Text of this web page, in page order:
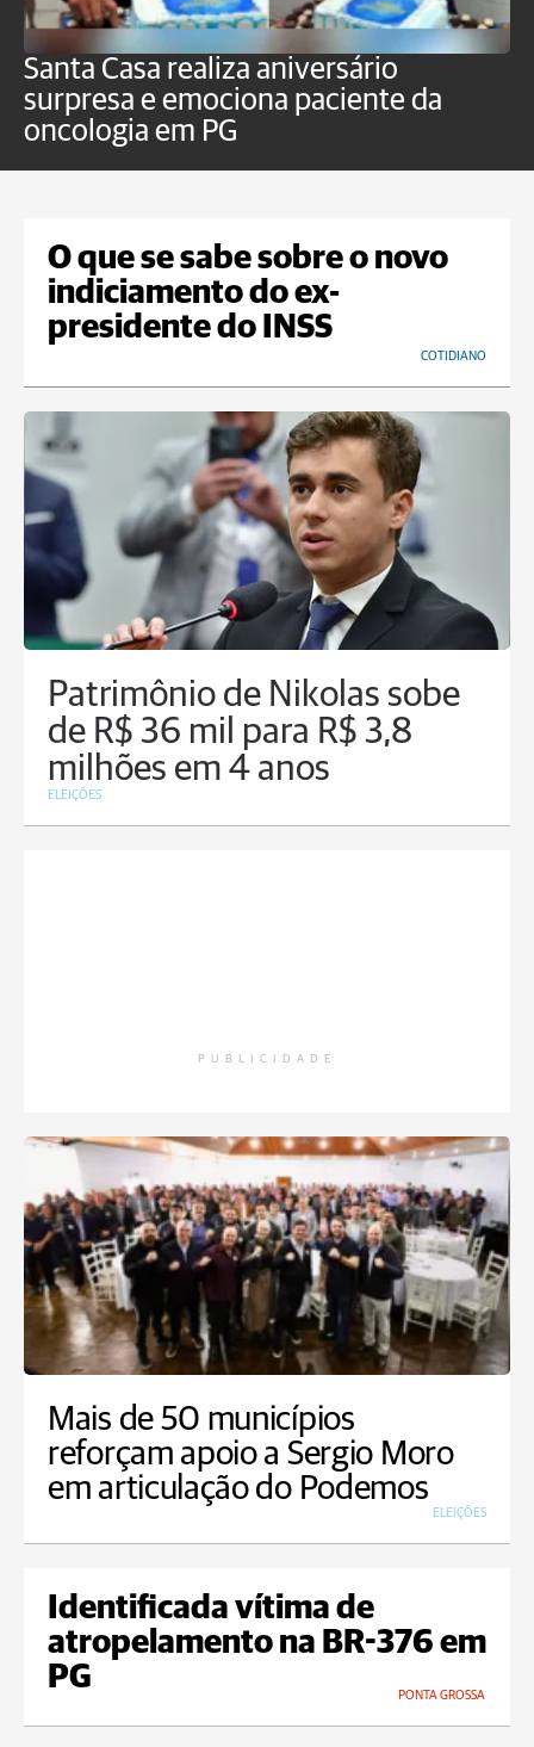
Santa Casa realiza aniversário
surpresa e emociona paciente da
oncologia em PG
O que se sabe sobre o novo
indiciamento do ex-
presidente do INSS
COTIDIANO
Patrimônio de Nikolas sobe
de R$ 36 mil para R$ 3,8
milhões em 4 anos
ELEIÇÕES
PUBLICIDADE
Mais de 50 municípios
reforçam apoio a Sergio Moro
em articulação do Podemos
ELEIÇÕES
Identificada vítima de
atropelamento na BR-376 em
PG
PONTA GROSSA